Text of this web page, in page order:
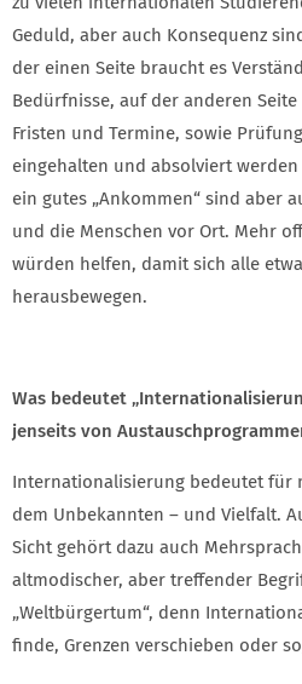
Geduld, aber auch Konsequenz
der einen Seite braucht es
Bedürfnisse, auf der anderen
Fristen und Termine, sowie
eingehalten und absolviert
ein gutes „Ankommen“ sind aber
und die Menschen vor Ort. Mehr
würden helfen, damit sich alle
herausbewegen.
Was bedeutet
jenseits von
Internationalisierung bedeutet für
dem Unbekannten – und Vielfalt.
Sicht gehört dazu auch
altmodischer, aber treffender
„Weltbürgertum“, denn
finde, Grenzen verschieben oder